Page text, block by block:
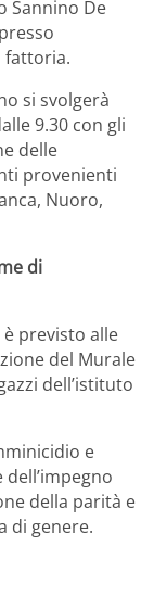
Sannino De
fattoria.
si svolgerà
9.30 con gli
delle
provenienti
Nuoro,
di
previsto alle
del Murale
dell’istituto
e
della parità e
di genere.